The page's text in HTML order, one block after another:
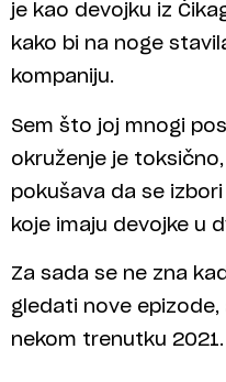
je kao devojku iz
kako bi na noge
kompaniju.
Sem što joj mnogi
okruženje je
pokušava da se
koje imaju devojke u
Za sada se ne zna
gledati nove
nekom trenutku